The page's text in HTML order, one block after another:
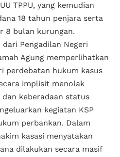
TPPU, yang kemudian
18 tahun penjara serta
8 bulan kurungan.
Pengadilan Negeri
Agung memperlihatkan
perdebatan hukum kasus
implisit menolak
dan keberadaan status
kegiatan KSP
perbankan. Dalam
kasasi menyatakan
dilakukan secara masif